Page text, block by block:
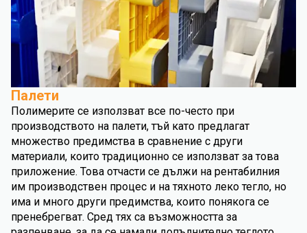
Палети
Полимерите се използват все по-често при
производството на палети, тъй като предлагат
множество предимства в сравнение с други
материали, които традиционно се използват за това
приложение. Това отчасти се дължи на рентабилния
им производствен процес и на тяхното леко тегло, но
има и много други предимства, които понякога се
пренебрегват. Сред тях са възможността за